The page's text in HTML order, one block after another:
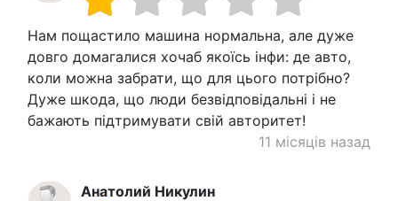
Нам пощастило машина нормальна, але дуже
довго домагалися хочаб якоїсь інфи: де авто,
коли можна забрати, що для цього потрібно?
Дуже шкода, що люди безвідповідальні і не
бажають підтримувати свій авторитет!
11 місяців назад
Анатолий Никулин